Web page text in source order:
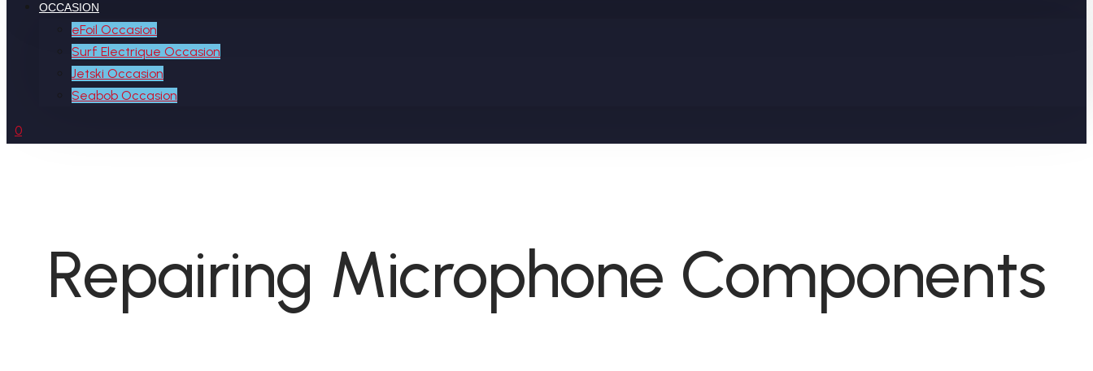
OCCASION
eFoil Occasion
Surf Electrique Occasion
Jetski Occasion
Seabob Occasion
0
Repairing Microphone Components